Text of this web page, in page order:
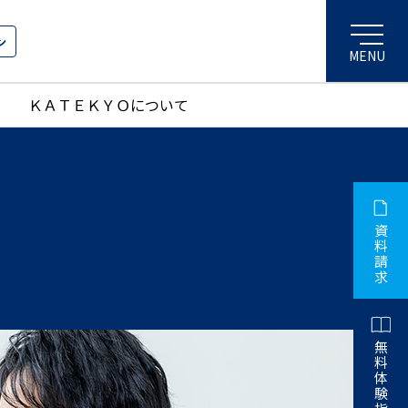
ＫＡＴＥＫＹＯについて
資
料
請
求
無
料
体
験